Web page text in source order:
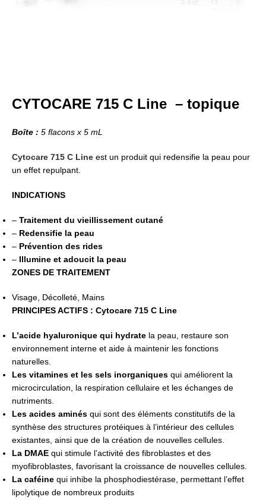
CYTOCARE 715 C Line – topique
Boîte : 5 flacons x 5 mL
Cytocare 715 C Line est un produit qui redensifie la peau pour
un effet repulpant.
INDICATIONS
– Traitement du vieillissement cutané
– Redensifie la peau
– Prévention des rides
– Illumine et adoucit la peau
ZONES DE TRAITEMENT
Visage, Décolleté, Mains
PRINCIPES ACTIFS : Cytocare 715 C Line
L’acide hyaluronique qui hydrate la peau, restaure son
environnement interne et aide à maintenir les fonctions
naturelles.
Les vitamines et les sels inorganiques qui améliorent la
microcirculation, la respiration cellulaire et les échanges de
nutriments.
Les acides aminés qui sont des éléments constitutifs de la
synthèse des structures protéiques à l’intérieur des cellules
existantes, ainsi que de la création de nouvelles cellules.
La DMAE qui stimule l’activité des fibroblastes et des
myofibroblastes, favorisant la croissance de nouvelles cellules.
La caféine qui inhibe la phosphodiestérase, permettant l’effet
lipolytique de nombreux produits